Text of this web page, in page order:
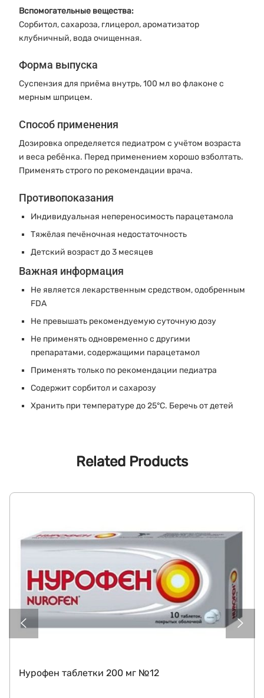
Вспомогательные вещества:
Сорбитол, сахароза, глицерол, ароматизатор
клубничный, вода очищенная.
Форма выпуска
Суспензия для приёма внутрь, 100 мл во флаконе с
мерным шприцем.
Способ применения
Дозировка определяется педиатром с учётом возраста
и веса ребёнка. Перед применением хорошо взболтать.
Применять строго по рекомендации врача.
Противопоказания
Индивидуальная непереносимость парацетамола
Тяжёлая печёночная недостаточность
Детский возраст до 3 месяцев
Важная информация
Не является лекарственным средством, одобренным
FDA
Не превышать рекомендуемую суточную дозу
Не применять одновременно с другими
препаратами, содержащими парацетамол
Применять только по рекомендации педиатра
Содержит сорбитол и сахарозу
Хранить при температуре до 25°C. Беречь от детей
Related Products
Нурофен таблетки 200 мг №12